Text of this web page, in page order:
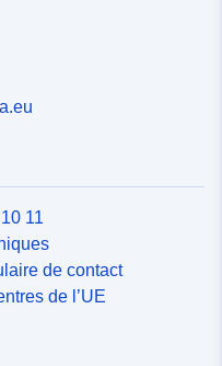
11
de contact
de l’UE